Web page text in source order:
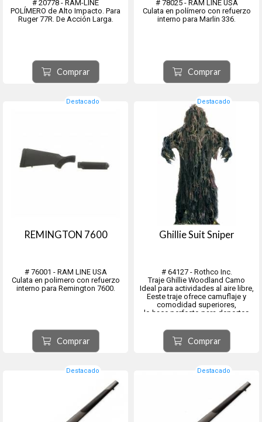
# 20778 - RAM-LINE
POLÍMERO de Alto Impacto. Para
Ruger 77R. De Acción Larga.
Comprar
# 78025 - RAM LINE USA
Culata en polímero con refuerzo
interno para Marlin 336.
Comprar
Destacado
REMINGTON 7600
# 76001 - RAM LINE USA
Culata en polimero con refuerzo
interno para Remington 7600.
Comprar
Destacado
Ghillie Suit Sniper
# 64127 - Rothco Inc.
Traje Ghillie Woodland Camo
Ideal para actividades al aire libre,
Eeste traje ofrece camuflaje y
comodidad superiores,
lo hace perfecto para deportes
caza, fotografía de vida silvestre,
cosplay y más.
Nuestro traje Ghillie viene en un
Comprar
Destacado Destacado